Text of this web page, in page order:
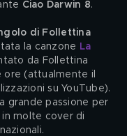
Ciao Darwin 8.
di Follettina
la canzone La
da Follettina
ore (attualmente il
su YouTube).
grande passione per
in molte cover di